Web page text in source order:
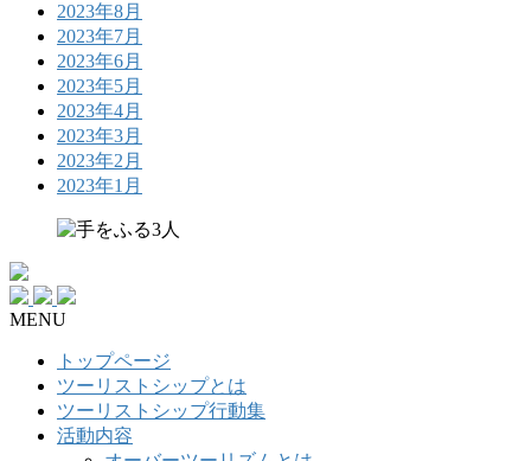
2023年8月
2023年7月
2023年6月
2023年5月
2023年4月
2023年3月
2023年2月
2023年1月
MENU
トップページ
ツーリストシップとは
ツーリストシップ行動集
活動内容